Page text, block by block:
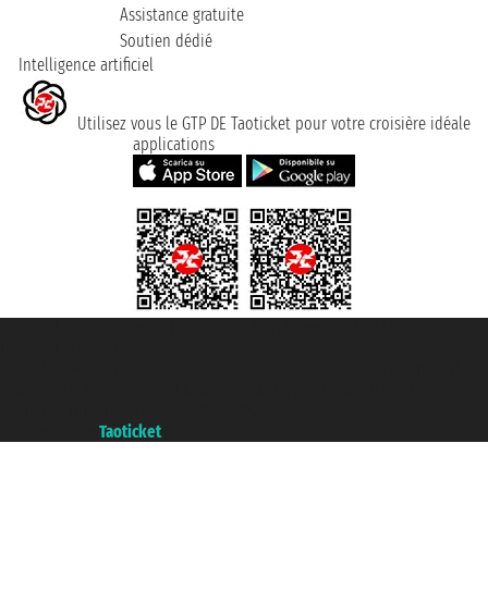
Assistance gratuite
Soutien dédié
Intelligence artificiel
Utilisez vous le GTP DE Taoticket pour votre croisière idéale
applications
Taoticket